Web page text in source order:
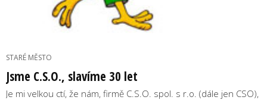
STARÉ MĚSTO
Jsme C.S.O., slavíme 30 let
Je mi velkou ctí, že nám, firmě C.S.O. spol. s r.o. (dále jen CSO),